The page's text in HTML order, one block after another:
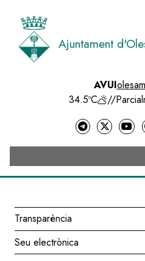
contingut
Ajuntament
AVUI
34.5ºC
//
Navegació
principal
Transparència
Seu electrònica